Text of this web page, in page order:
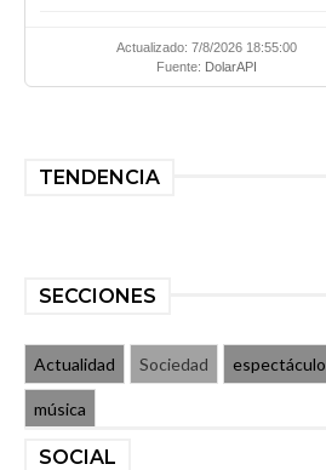
Actualizado: 7/8/2026 18:55:00
Fuente: DolarAPI
TENDENCIA
SECCIONES
Actualidad Sociedad espectáculo
música
SOCIAL